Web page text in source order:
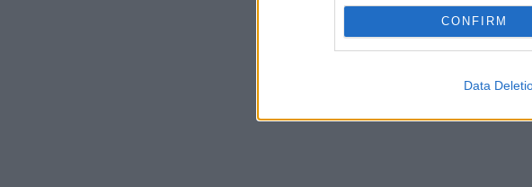
CONFIRM
Data